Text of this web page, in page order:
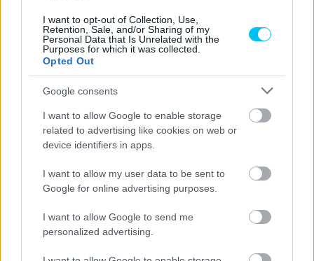
I want to opt-out of Collection, Use,
Retention, Sale, and/or Sharing of my
Personal Data that Is Unrelated with the
Purposes for which it was collected.
Opted Out
Google consents
I want to allow Google to enable storage
related to advertising like cookies on web or
device identifiers in apps.
I want to allow my user data to be sent to
Google for online advertising purposes.
I want to allow Google to send me
personalized advertising.
Előző cikk
Ezen a pályán kísérelheti meg
a visszatérést Álex Rins
Korábbi Moto2-es versenyző
lesz Bautista csapattársa a
Sebők Máté